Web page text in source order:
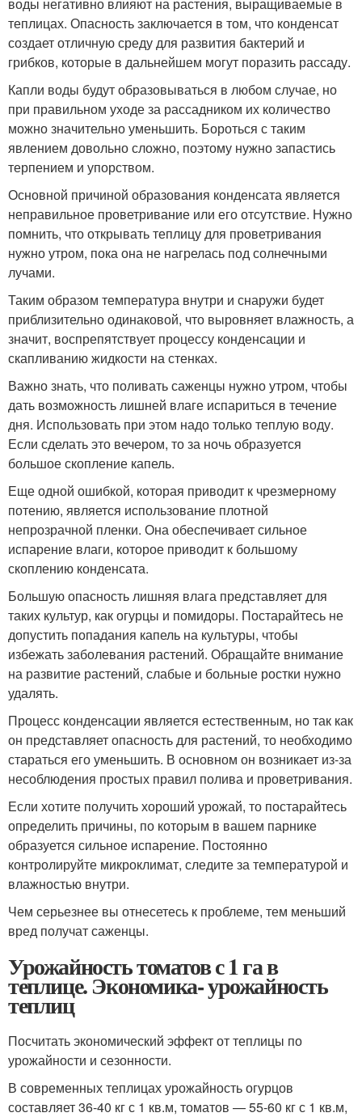
теплицах. Опасность заключается в том, что конденсат
создает отличную среду для развития бактерий и
грибков, которые в дальнейшем могут поразить рассаду.
Капли воды будут образовываться в любом случае, но
при правильном уходе за рассадником их количество
можно значительно уменьшить. Бороться с таким
явлением довольно сложно, поэтому нужно запастись
терпением и упорством.
Основной причиной образования конденсата является
неправильное проветривание или его отсутствие. Нужно
помнить, что открывать теплицу для проветривания
нужно утром, пока она не нагрелась под солнечными
лучами.
Таким образом температура внутри и снаружи будет
приблизительно одинаковой, что выровняет влажность, а
значит, воспрепятствует процессу конденсации и
скапливанию жидкости на стенках.
Важно знать, что поливать саженцы нужно утром, чтобы
дать возможность лишней влаге испариться в течение
дня. Использовать при этом надо только теплую воду.
Если сделать это вечером, то за ночь образуется
большое скопление капель.
Еще одной ошибкой, которая приводит к чрезмерному
потению, является использование плотной
непрозрачной пленки. Она обеспечивает сильное
испарение влаги, которое приводит к большому
скоплению конденсата.
Большую опасность лишняя влага представляет для
таких культур, как огурцы и помидоры. Постарайтесь не
допустить попадания капель на культуры, чтобы
избежать заболевания растений. Обращайте внимание
на развитие растений, слабые и больные ростки нужно
удалять.
Процесс конденсации является естественным, но так как
он представляет опасность для растений, то необходимо
стараться его уменьшить. В основном он возникает из-за
несоблюдения простых правил полива и проветривания.
Если хотите получить хороший урожай, то постарайтесь
определить причины, по которым в вашем парнике
образуется сильное испарение. Постоянно
контролируйте микроклимат, следите за температурой и
влажностью внутри.
Чем серьезнее вы отнесетесь к проблеме, тем меньший
вред получат саженцы.
Урожайность томатов с 1 га в
теплице. Экономика- урожайность
теплиц
Посчитать экономический эффект от теплицы по
урожайности и сезонности.
В современных теплицах урожайность огурцов
составляет 36-40 кг с 1 кв.м, томатов — 55-60 кг с 1 кв.м,